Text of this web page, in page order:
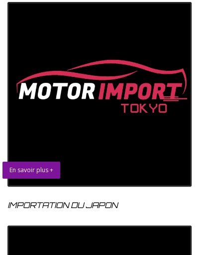
En savoir plus +
IMPORTATION DU JAPON